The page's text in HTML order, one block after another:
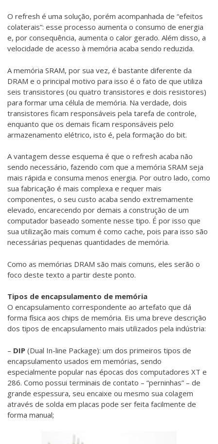
O refresh é uma solução, porém acompanhada de “efeitos
colaterais”: esse processo aumenta o consumo de energia
e, por consequência, aumenta o calor gerado. Além disso, a
velocidade de acesso à memória acaba sendo reduzida.
A memória SRAM, por sua vez, é bastante diferente da
DRAM e o principal motivo para isso é o fato de que utiliza
seis transistores (ou quatro transistores e dois resistores)
para formar uma célula de memória. Na verdade, dois
transistores ficam responsáveis pela tarefa de controle,
enquanto que os demais ficam responsáveis pelo
armazenamento elétrico, isto é, pela formação do bit.
A vantagem desse esquema é que o refresh acaba não
sendo necessário, fazendo com que a memória SRAM seja
mais rápida e consuma menos energia. Por outro lado, como
sua fabricação é mais complexa e requer mais
componentes, o seu custo acaba sendo extremamente
elevado, encarecendo por demais a construção de um
computador baseado somente nesse tipo. É por isso que
sua utilização mais comum é como cache, pois para isso são
necessárias pequenas quantidades de memória.
Como as memórias DRAM são mais comuns, eles serão o
foco deste texto a partir deste ponto.
Tipos de encapsulamento de memória
O encapsulamento correspondente ao artefato que dá
forma física aos chips de memória. Eis uma breve descrição
dos tipos de encapsulamento mais utilizados pela indústria:
– DIP (Dual In-line Package): um dos primeiros tipos de
encapsulamento usados em memórias, sendo
especialmente popular nas épocas dos computadores XT e
286. Como possui terminais de contato – “perninhas” – de
grande espessura, seu encaixe ou mesmo sua colagem
através de solda em placas pode ser feita facilmente de
forma manual;